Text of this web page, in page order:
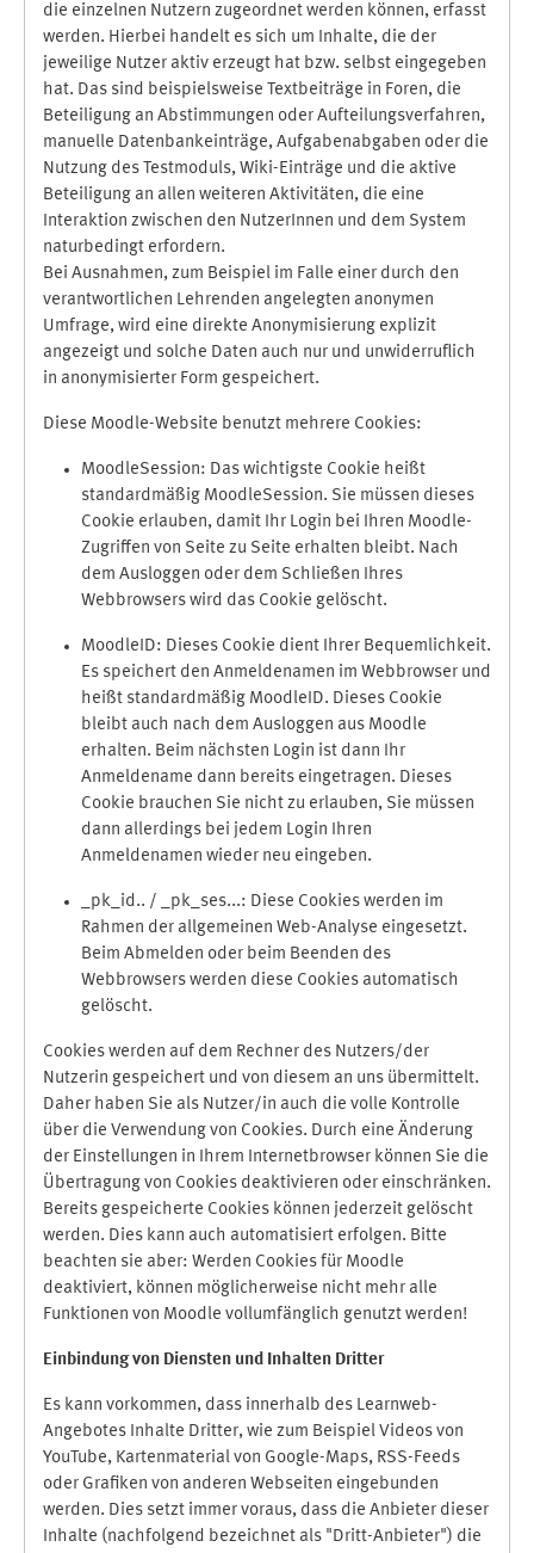
die einzelnen Nutzern zugeordnet werden können, erfasst
werden. Hierbei handelt es sich um Inhalte, die der
jeweilige Nutzer aktiv erzeugt hat bzw. selbst eingegeben
hat. Das sind beispielsweise Textbeiträge in Foren, die
Beteiligung an Abstimmungen oder Aufteilungsverfahren,
manuelle Datenbankeinträge, Aufgabenabgaben oder die
Nutzung des Testmoduls, Wiki-Einträge und die aktive
Beteiligung an allen weiteren Aktivitäten, die eine
Interaktion zwischen den NutzerInnen und dem System
naturbedingt erfordern.
Bei Ausnahmen, zum Beispiel im Falle einer durch den
verantwortlichen Lehrenden angelegten anonymen
Umfrage, wird eine direkte Anonymisierung explizit
angezeigt und solche Daten auch nur und unwiderruflich
in anonymisierter Form gespeichert.
Diese Moodle-Website benutzt mehrere Cookies:
MoodleSession: Das wichtigste Cookie heißt
standardmäßig MoodleSession. Sie müssen dieses
Cookie erlauben, damit Ihr Login bei Ihren Moodle-
Zugriffen von Seite zu Seite erhalten bleibt. Nach
dem Ausloggen oder dem Schließen Ihres
Webbrowsers wird das Cookie gelöscht.
MoodleID: Dieses Cookie dient Ihrer Bequemlichkeit.
Es speichert den Anmeldenamen im Webbrowser und
heißt standardmäßig MoodleID. Dieses Cookie
bleibt auch nach dem Ausloggen aus Moodle
erhalten. Beim nächsten Login ist dann Ihr
Anmeldename dann bereits eingetragen. Dieses
Cookie brauchen Sie nicht zu erlauben, Sie müssen
dann allerdings bei jedem Login Ihren
Anmeldenamen wieder neu eingeben.
_pk_id.. / _pk_ses...: Diese Cookies werden im
Rahmen der allgemeinen Web-Analyse eingesetzt.
Beim Abmelden oder beim Beenden des
Webbrowsers werden diese Cookies automatisch
gelöscht.
Cookies werden auf dem Rechner des Nutzers/der
Nutzerin gespeichert und von diesem an uns übermittelt.
Daher haben Sie als Nutzer/in auch die volle Kontrolle
über die Verwendung von Cookies. Durch eine Änderung
der Einstellungen in Ihrem Internetbrowser können Sie die
Übertragung von Cookies deaktivieren oder einschränken.
Bereits gespeicherte Cookies können jederzeit gelöscht
werden. Dies kann auch automatisiert erfolgen. Bitte
beachten sie aber: Werden Cookies für Moodle
deaktiviert, können möglicherweise nicht mehr alle
Funktionen von Moodle vollumfänglich genutzt werden!
Einbindung von Diensten und Inhalten Dritter
Es kann vorkommen, dass innerhalb des Learnweb-
Angebotes Inhalte Dritter, wie zum Beispiel Videos von
YouTube, Kartenmaterial von Google-Maps, RSS-Feeds
oder Grafiken von anderen Webseiten eingebunden
werden. Dies setzt immer voraus, dass die Anbieter dieser
Inhalte (nachfolgend bezeichnet als "Dritt-Anbieter") die